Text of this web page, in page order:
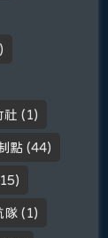
社 (1)
點 (44)
隊 (1)